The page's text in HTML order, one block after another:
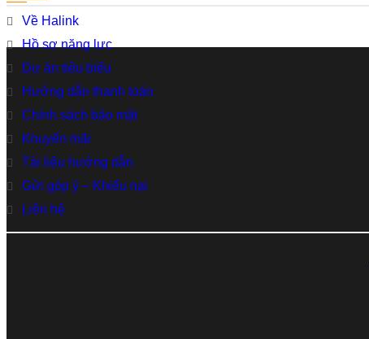
Về Halink
Hồ sơ năng lực
Dự án tiêu biểu
Hướng dẫn thanh toán
Chính sách bảo mật
Khuyến mãi
Tài liệu hướng dẫn
Gửi góp ý – Khiếu nại
Liên hệ